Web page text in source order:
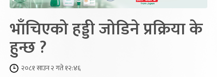
भाँचिएको हड्डी जोडिने प्रक्रिया के
हुन्छ ?
२०८१ साउन २ गते १२:४६